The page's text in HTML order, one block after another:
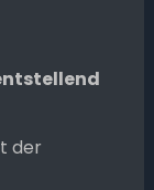
der